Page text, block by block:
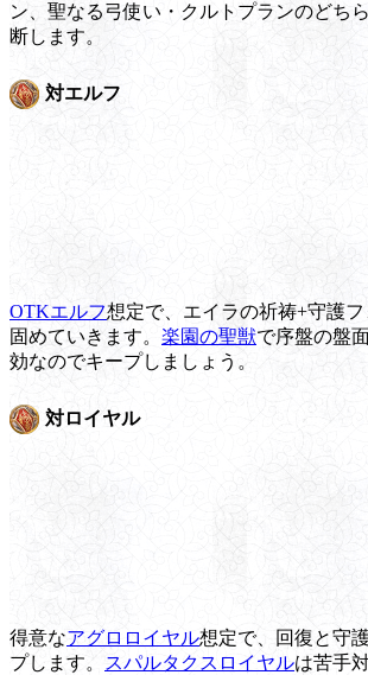
ン、聖なる弓使い・クルトプランのどち
断します。
対エルフ
OTKエルフ想定で、エイラの祈祷+守護
固めていきます。 楽園の聖獣で序盤の盤
効なのでキープしましょう。
対ロイヤル
得意なアグロロイヤル想定で、回復と守
プします。
スパルタクスロイヤルは苦手